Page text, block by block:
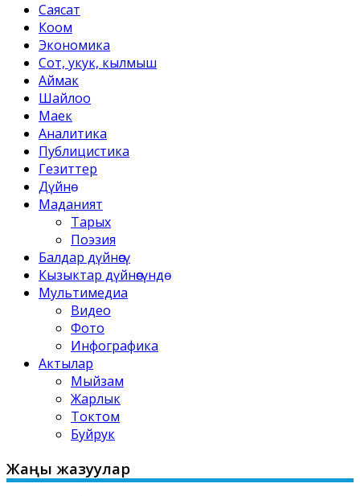
Саясат
Коом
Экономика
Сот, укук, кылмыш
Аймак
Шайлоо
Маек
Аналитика
Публицистика
Гезиттер
Дүйнө
Маданият
Тарых
Поэзия
Балдар дүйнөсү
Кызыктар дүйнөсүндө
Мультимедиа
Видео
Фото
Инфографика
Актылар
Мыйзам
Жарлык
Токтом
Буйрук
Жаңы жазуулар